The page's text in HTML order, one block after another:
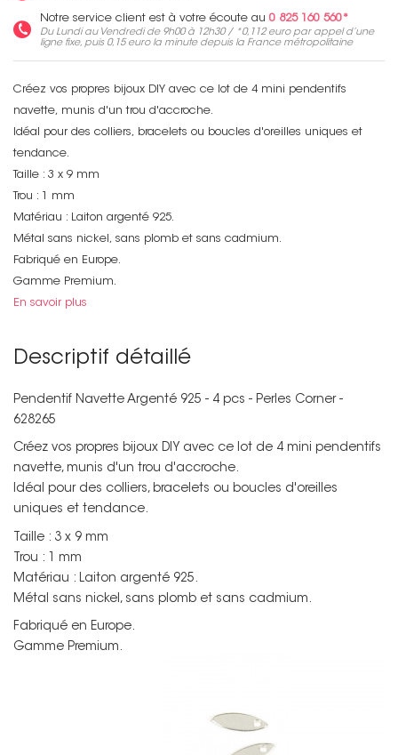
Notre service client est à votre écoute au 0 825 160 560*
Du Lundi au Vendredi de 9h00 à 12h30 / *0,112 europar appel d’une
ligne fixe, puis 0,15 eurola minute depuis la France métropolitaine
Créez vos propres bijoux DIY avec ce lot de 4 mini pendentifs
navette, munis d'un trou d'accroche.
Idéal pour des colliers, bracelets ou boucles d'oreilles uniques et
tendance.
Taille : 3 x 9 mm
Trou : 1 mm
Matériau : Laiton argenté 925.
Métal sans nickel, sans plomb et sans cadmium.
Fabriqué en Europe.
Gamme Premium.
En savoir plus
Descriptif détaillé
Pendentif Navette Argenté 925 - 4 pcs - Perles Corner -
628265
Créez vos propres bijoux DIY avec ce lot de 4 mini pendentifs
navette, munis d'un trou d'accroche.
Idéal pour des colliers, bracelets ou boucles d'oreilles
uniques et tendance.
Taille : 3 x 9 mm
Trou : 1 mm
Matériau : Laiton argenté 925.
Métal sans nickel, sans plomb et sans cadmium.
Fabriqué en Europe.
Gamme Premium.